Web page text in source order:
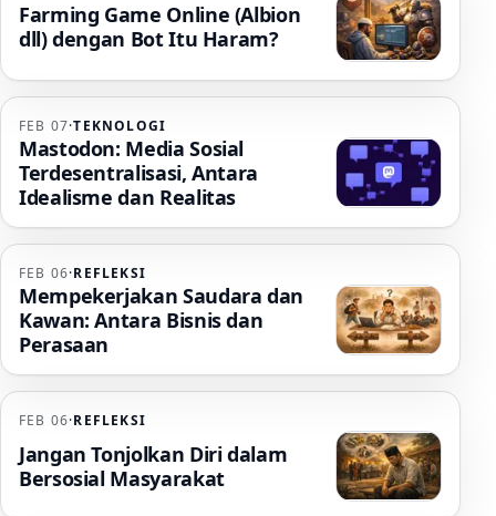
Farming Game Online (Albion
dll) dengan Bot Itu Haram?
FEB 07·TEKNOLOGI
Mastodon: Media Sosial
Terdesentralisasi, Antara
Idealisme dan Realitas
FEB 06·REFLEKSI
Mempekerjakan Saudara dan
Kawan: Antara Bisnis dan
Perasaan
FEB 06·REFLEKSI
Jangan Tonjolkan Diri dalam
Bersosial Masyarakat